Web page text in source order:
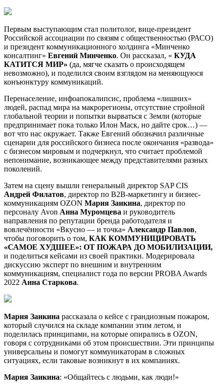
Первым выступающим стал политолог, вице-президент
Российской ассоциации по связям с общественностью (РАСО)
и президент коммуникационного холдинга «Минченко
консалтинг» Евгений Минченко. Он рассказал, « КУДА
КАТИТСЯ МИР» (да, мягче сказать о происходящем
невозможно), и поделился своим взглядом на меняющуюся
конъюнктуру коммуникаций.
Перенаселение, инфоапокалипсис, проблема «лишних»
людей, распад мира на макрорегионы, отсутствие стройной
глобальной теории и попытки вырваться с Земли (которые
предпринимает пока только Илон Маск, но дайте срок…) —
вот что нас окружает. Также Евгений обозначил различные
сценарии для российского бизнеса после окончания «развода»
с бизнесом мировым и подчеркнул, что считает проблемой
непонимание, возникающее между представителями разных
поколений.
Затем на сцену вышли генеральный директор SAP CIS
Андрей Филатов, директор по B2B-маркетингу и бизнес-
коммуникациям OZON Мария Заикина, директор по
персоналу Avon Анна Муромцева и руководитель
направления по репутации бренда работодателя и
вовлечённости «Вкусно — и точка» Александр Павлов,
чтобы поговорить о том, КАК КОММУНИЦИРОВАТЬ
«САМОЕ ХУДШЕЕ»: ОТ ПОЖАРА ДО МОБИЛИЗАЦИИ,
и поделиться кейсами из своей практики. Модерировала
дискуссию эксперт по внешним и внутренним
коммуникациям, специалист года по версии PROBA Awards
2022 Анна Старкова.
Мария Заикина рассказала о кейсе с грандиозным пожаром,
который случился на складе компании этим летом, и
поделилась принципами, на которые опирались в OZON,
говоря с сотрудниками об этом происшествии. Эти принципы
универсальны и помогут коммуникаторам в сложных
ситуациях, если таковые возникнут в их компаниях.
Мария Заикина: «Общайтесь с людьми, как люди!»